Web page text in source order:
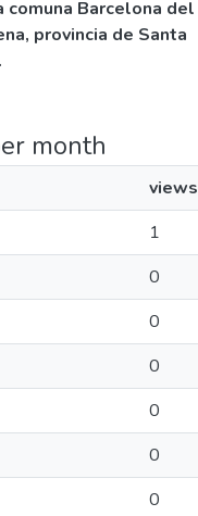
Barcelona del
provincia de Santa
month
views
1
0
0
0
0
0
0